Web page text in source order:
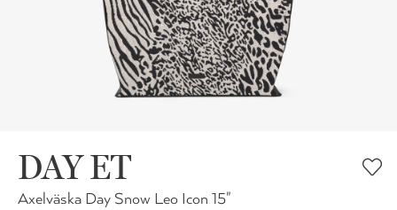
DAY ET
Axelväska Day Snow Leo Icon 15"